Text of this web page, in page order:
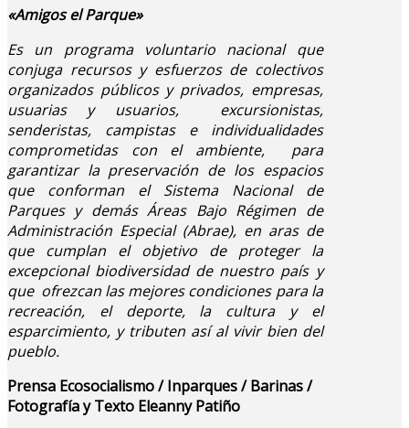
«Amigos el Parque»
Es un programa voluntario nacional que
conjuga recursos y esfuerzos de colectivos
organizados públicos y privados, empresas,
usuarias y usuarios, excursionistas,
senderistas, campistas e individualidades
comprometidas con el ambiente, para
garantizar la preservación de los espacios
que conforman el Sistema Nacional de
Parques y demás Áreas Bajo Régimen de
Administración Especial (Abrae), en aras de
que cumplan el objetivo de proteger la
excepcional biodiversidad de nuestro país y
que ofrezcan las mejores condiciones para la
recreación, el deporte, la cultura y el
esparcimiento, y tributen así al vivir bien del
pueblo.
Prensa Ecosocialismo / Inparques / Barinas /
Fotografía y Texto Eleanny Patiño